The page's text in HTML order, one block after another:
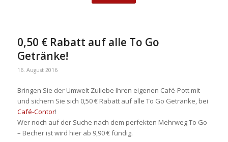
0,50 € Rabatt auf alle To Go
Getränke!
16. August 2016
Bringen Sie der Umwelt Zuliebe Ihren eigenen Café-Pott mit
und sichern Sie sich 0,50 € Rabatt auf alle To Go Getränke, bei
Café-Contor!
Wer noch auf der Suche nach dem perfekten Mehrweg To Go
– Becher ist wird hier ab 9,90 € fündig.